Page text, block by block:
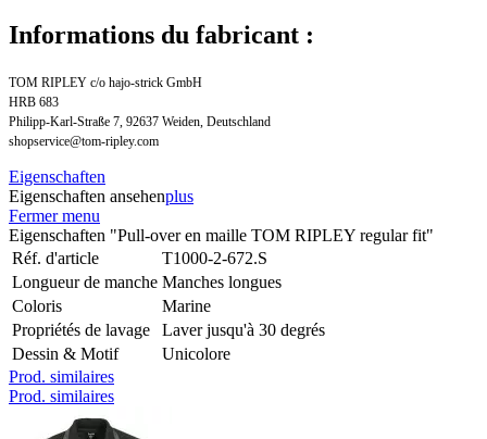
Informations du fabricant :
TOM RIPLEY c/o hajo-strick GmbH
HRB 683
Philipp-Karl-Straße 7, 92637 Weiden, Deutschland
shopservice@tom-ripley.com
Eigenschaften
Eigenschaften ansehenplus
Fermer menu
Eigenschaften "Pull-over en maille TOM RIPLEY regular fit"
Réf. d'article
T1000-2-672.S
Longueur de manche Manches longues
Coloris
Marine
Propriétés de lavage
Laver jusqu'à 30 degrés
Dessin & Motif
Unicolore
Prod. similaires
Prod. similaires